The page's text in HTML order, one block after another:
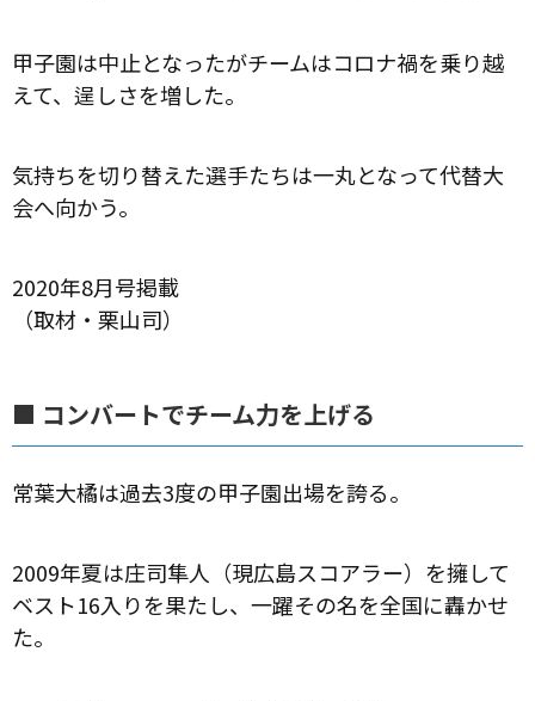
甲子園は中止となったがチームはコロナ禍を乗り越
えて、逞しさを増した。
気持ちを切り替えた選手たちは一丸となって代替大
会へ向かう。
2020年8月号掲載
（取材・栗山司）
■ コンバートでチーム力を上げる
常葉大橘は過去3度の甲子園出場を誇る。
2009年夏は庄司隼人（現広島スコアラー）を擁して
ベスト16入りを果たし、一躍その名を全国に轟かせ
た。